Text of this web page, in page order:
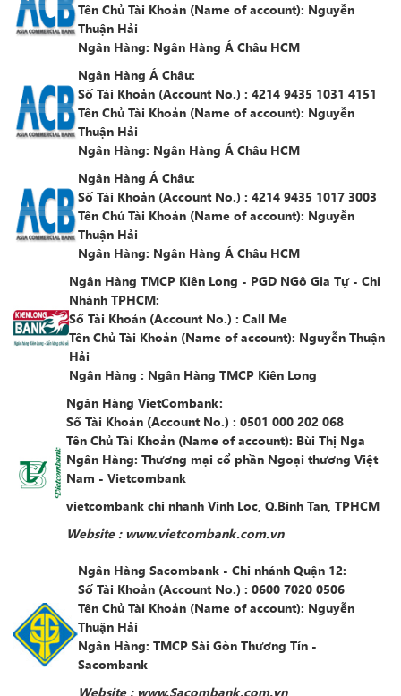
Tên Chủ Tài Khoản (Name of account): Nguyễn
Thuận Hải
Ngân Hàng: Ngân Hàng Á Châu HCM
Ngân Hàng Á Châu:
Số Tài Khoản (Account No.) : 4214 9435 1031 4151
Tên Chủ Tài Khoản (Name of account): Nguyễn
Thuận Hải
Ngân Hàng: Ngân Hàng Á Châu HCM
Ngân Hàng Á Châu:
Số Tài Khoản (Account No.) : 4214 9435 1017 3003
Tên Chủ Tài Khoản (Name of account): Nguyễn
Thuận Hải
Ngân Hàng: Ngân Hàng Á Châu HCM
Ngân Hàng TMCP Kiên Long - PGD NGô Gia Tự - Chi
Nhánh TPHCM:
Số Tài Khoản (Account No.) : Call Me
Tên Chủ Tài Khoản (Name of account): Nguyễn Thuận
Hải
Ngân Hàng : Ngân Hàng TMCP Kiên Long
Ngân Hàng VietCombank:
Số Tài Khoản (Account No.) : 0501 000 202 068
Tên Chủ Tài Khoản (Name of account): Bùi Thị Nga
Ngân Hàng: Thương mại cổ phần Ngoại thương Việt
Nam - Vietcombank
vietcombank chi nhanh Vinh Loc, Q.Binh Tan, TPHCM
Website : www.vietcombank.com.vn
Ngân Hàng Sacombank - Chi nhánh Quận 12:
Số Tài Khoản (Account No.) : 0600 7020 0506
Tên Chủ Tài Khoản (Name of account): Nguyễn
Thuận Hải
Ngân Hàng: TMCP Sài Gòn Thương Tín -
Sacombank
Website : www.Sacombank.com.vn